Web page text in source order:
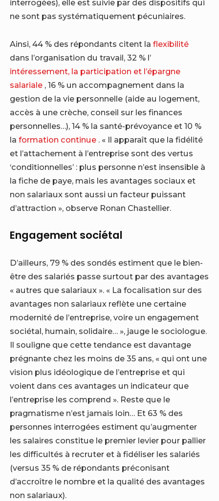
interrogées), elle est suivie par des dispositifs qui
ne sont pas systématiquement pécuniaires.
Ainsi, 44 % des répondants citent la flexibilité
dans l’organisation du travail, 32 % l’
intéressement, la participation et l’épargne
salariale , 16 % un accompagnement dans la
gestion de la vie personnelle (aide au logement,
accès à une crèche, conseil sur les finances
personnelles…), 14 % la santé-prévoyance et 10 %
la formation continue . « Il apparaît que la fidélité
et l’attachement à l’entreprise sont des vertus
‘conditionnelles’ : plus personne n’est insensible à
la fiche de paye, mais les avantages sociaux et
non salariaux sont aussi un facteur puissant
d’attraction », observe Ronan Chastellier.
Engagement sociétal
D’ailleurs, 79 % des sondés estiment que le bien-
être des salariés passe surtout par des avantages
« autres que salariaux ». « La focalisation sur des
avantages non salariaux reflète une certaine
modernité de l’entreprise, voire un engagement
sociétal, humain, solidaire… », jauge le sociologue.
Il souligne que cette tendance est davantage
prégnante chez les moins de 35 ans, « qui ont une
vision plus idéologique de l’entreprise et qui
voient dans ces avantages un indicateur que
l’entreprise les comprend ». Reste que le
pragmatisme n’est jamais loin… Et 63 % des
personnes interrogées estiment qu’augmenter
les salaires constitue le premier levier pour pallier
les difficultés à recruter et à fidéliser les salariés
(versus 35 % de répondants préconisant
d’accroître le nombre et la qualité des avantages
non salariaux).